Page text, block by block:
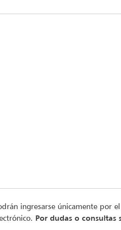
ingresarse únicamente por
Por dudas o consultas